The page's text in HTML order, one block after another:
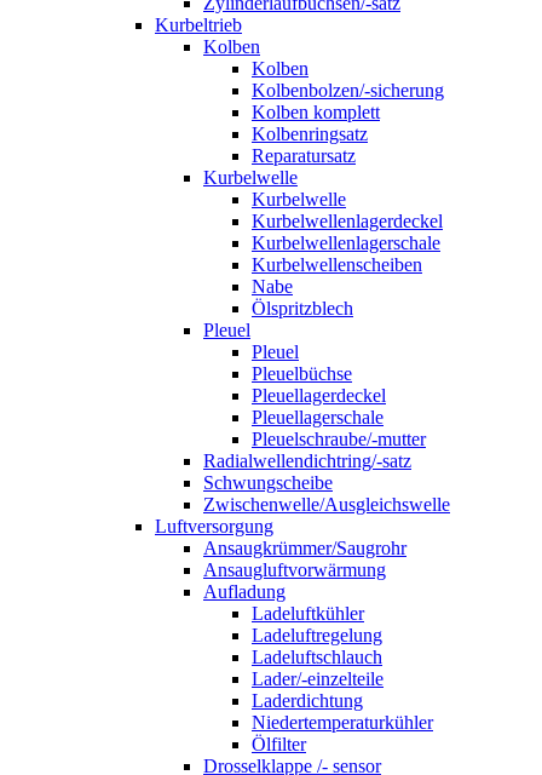
Kurbeltrieb
Kolben
Kolben
Kolbenbolzen/-sicherung
Kolben komplett
Kolbenringsatz
Reparatursatz
Kurbelwelle
Kurbelwelle
Kurbelwellenlagerdeckel
Kurbelwellenlagerschale
Kurbelwellenscheiben
Nabe
Ölspritzblech
Pleuel
Pleuel
Pleuelbüchse
Pleuellagerdeckel
Pleuellagerschale
Pleuelschraube/-mutter
Radialwellendichtring/-satz
Schwungscheibe
Zwischenwelle/Ausgleichswelle
Luftversorgung
Ansaugkrümmer/Saugrohr
Ansaugluftvorwärmung
Aufladung
Ladeluftkühler
Ladeluftregelung
Ladeluftschlauch
Lader/-einzelteile
Laderdichtung
Niedertemperaturkühler
Ölfilter
Drosselklappe /- sensor